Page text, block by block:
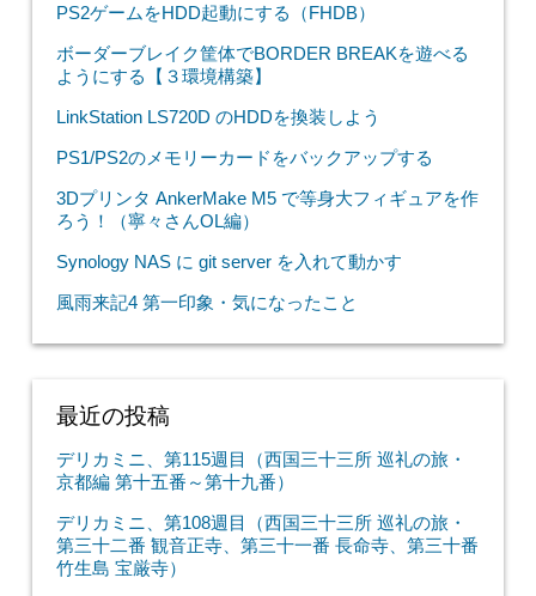
PS2ゲームをHDD起動にする（FHDB）
ボーダーブレイク筐体でBORDER BREAKを遊べる
ようにする【３環境構築】
LinkStation LS720D のHDDを換装しよう
PS1/PS2のメモリーカードをバックアップする
3Dプリンタ AnkerMake M5 で等身大フィギュアを作
ろう！（寧々さんOL編）
Synology NAS に git server を入れて動かす
風雨来記4 第一印象・気になったこと
最近の投稿
デリカミニ、第115週目（西国三十三所 巡礼の旅・
京都編 第十五番～第十九番）
デリカミニ、第108週目（西国三十三所 巡礼の旅・
第三十二番 観音正寺、第三十一番 長命寺、第三十番
竹生島 宝厳寺）